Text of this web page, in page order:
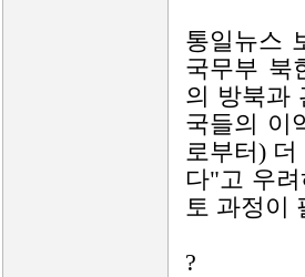
통일뉴스
국무부 북
의 방북과
국들의 이
로부터)
다"고 우
토 과정이
?